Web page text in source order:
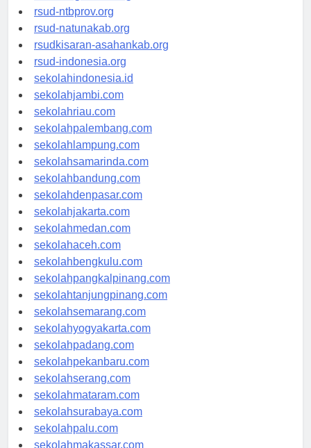
rsud-langsakota.org
rsud-ntbprov.org
rsud-natunakab.org
rsudkisaran-asahankab.org
rsud-indonesia.org
sekolahindonesia.id
sekolahjambi.com
sekolahriau.com
sekolahpalembang.com
sekolahlampung.com
sekolahsamarinda.com
sekolahbandung.com
sekolahdenpasar.com
sekolahjakarta.com
sekolahmedan.com
sekolahaceh.com
sekolahbengkulu.com
sekolahpangkalpinang.com
sekolahtanjungpinang.com
sekolahsemarang.com
sekolahyogyakarta.com
sekolahpadang.com
sekolahpekanbaru.com
sekolahserang.com
sekolahmataram.com
sekolahsurabaya.com
sekolahpalu.com